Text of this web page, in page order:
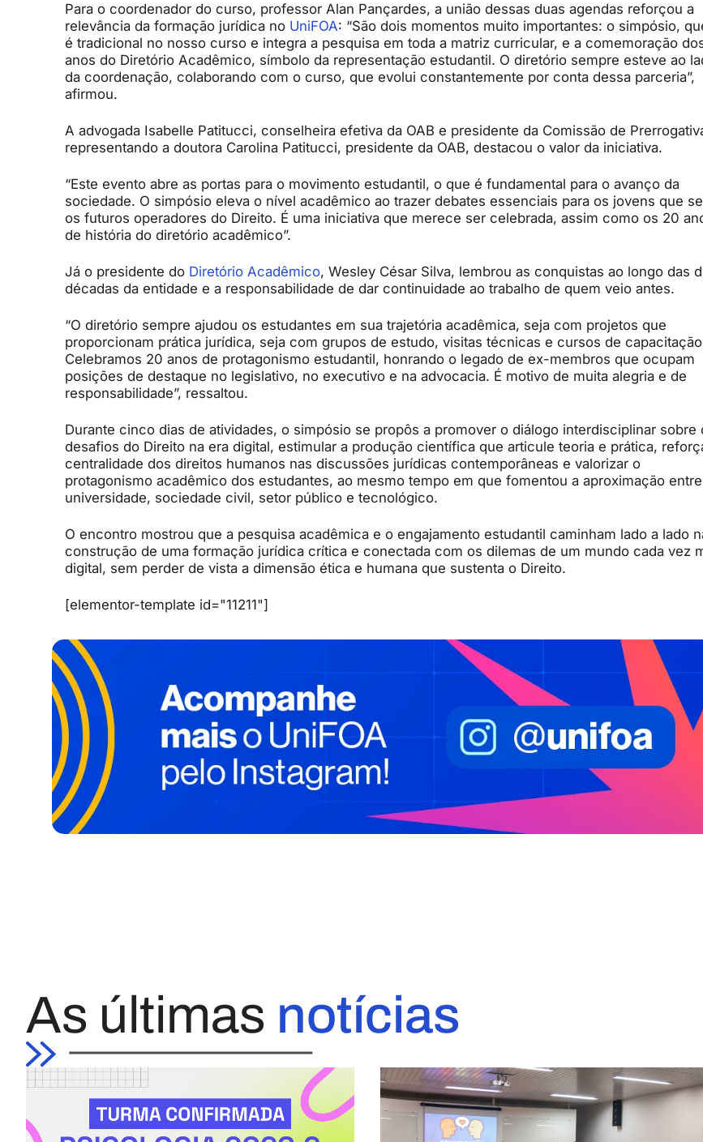
Para o coordenador do curso, professor Alan Pançardes, a união dessas duas agendas reforçou a
relevância da formação jurídica no UniFOA: “São dois momentos muito importantes: o simpósio,
é tradicional no nosso curso e integra a pesquisa em toda a matriz curricular, e a comemoração
anos do Diretório Acadêmico, símbolo da representação estudantil. O diretório sempre esteve ao
da coordenação, colaborando com o curso, que evolui constantemente por conta dessa parceria”,
afirmou.
A advogada Isabelle Patitucci, conselheira efetiva da OAB e presidente da Comissão de
representando a doutora Carolina Patitucci, presidente da OAB, destacou o valor da iniciativa.
“Este evento abre as portas para o movimento estudantil, o que é fundamental para o avanço da
sociedade. O simpósio eleva o nível acadêmico ao trazer debates essenciais para os jovens que
os futuros operadores do Direito. É uma iniciativa que merece ser celebrada, assim como os 20
de história do diretório acadêmico”.
Já o presidente do Diretório Acadêmico, Wesley César Silva, lembrou as conquistas ao longo das
décadas da entidade e a responsabilidade de dar continuidade ao trabalho de quem veio antes.
“O diretório sempre ajudou os estudantes em sua trajetória acadêmica, seja com projetos que
proporcionam prática jurídica, seja com grupos de estudo, visitas técnicas e cursos de
Celebramos 20 anos de protagonismo estudantil, honrando o legado de ex-membros que ocupam
posições de destaque no legislativo, no executivo e na advocacia. É motivo de muita alegria e de
responsabilidade”, ressaltou.
Durante cinco dias de atividades, o simpósio se propôs a promover o diálogo interdisciplinar sobre
desafios do Direito na era digital, estimular a produção científica que articule teoria e prática,
centralidade dos direitos humanos nas discussões jurídicas contemporâneas e valorizar o
protagonismo acadêmico dos estudantes, ao mesmo tempo em que fomentou a aproximação entre
universidade, sociedade civil, setor público e tecnológico.
O encontro mostrou que a pesquisa acadêmica e o engajamento estudantil caminham lado a lado
construção de uma formação jurídica crítica e conectada com os dilemas de um mundo cada vez
digital, sem perder de vista a dimensão ética e humana que sustenta o Direito.
[elementor-template id="11211"]
As últimas notícias